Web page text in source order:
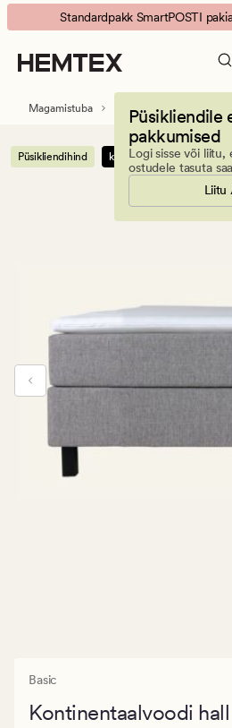
kontinentaalvoodi
hall
Animated
banner.
Press
ESCAPE
Standardpakk SmartPOSTI
Püsikliendile
pakkumised
Logi sisse või liitu,
ostudele tasuta
Liitu
Magamistuba Voodid
Püsikliendihind koos kattemadratsiga
Basic
Kontinentaalvoodi